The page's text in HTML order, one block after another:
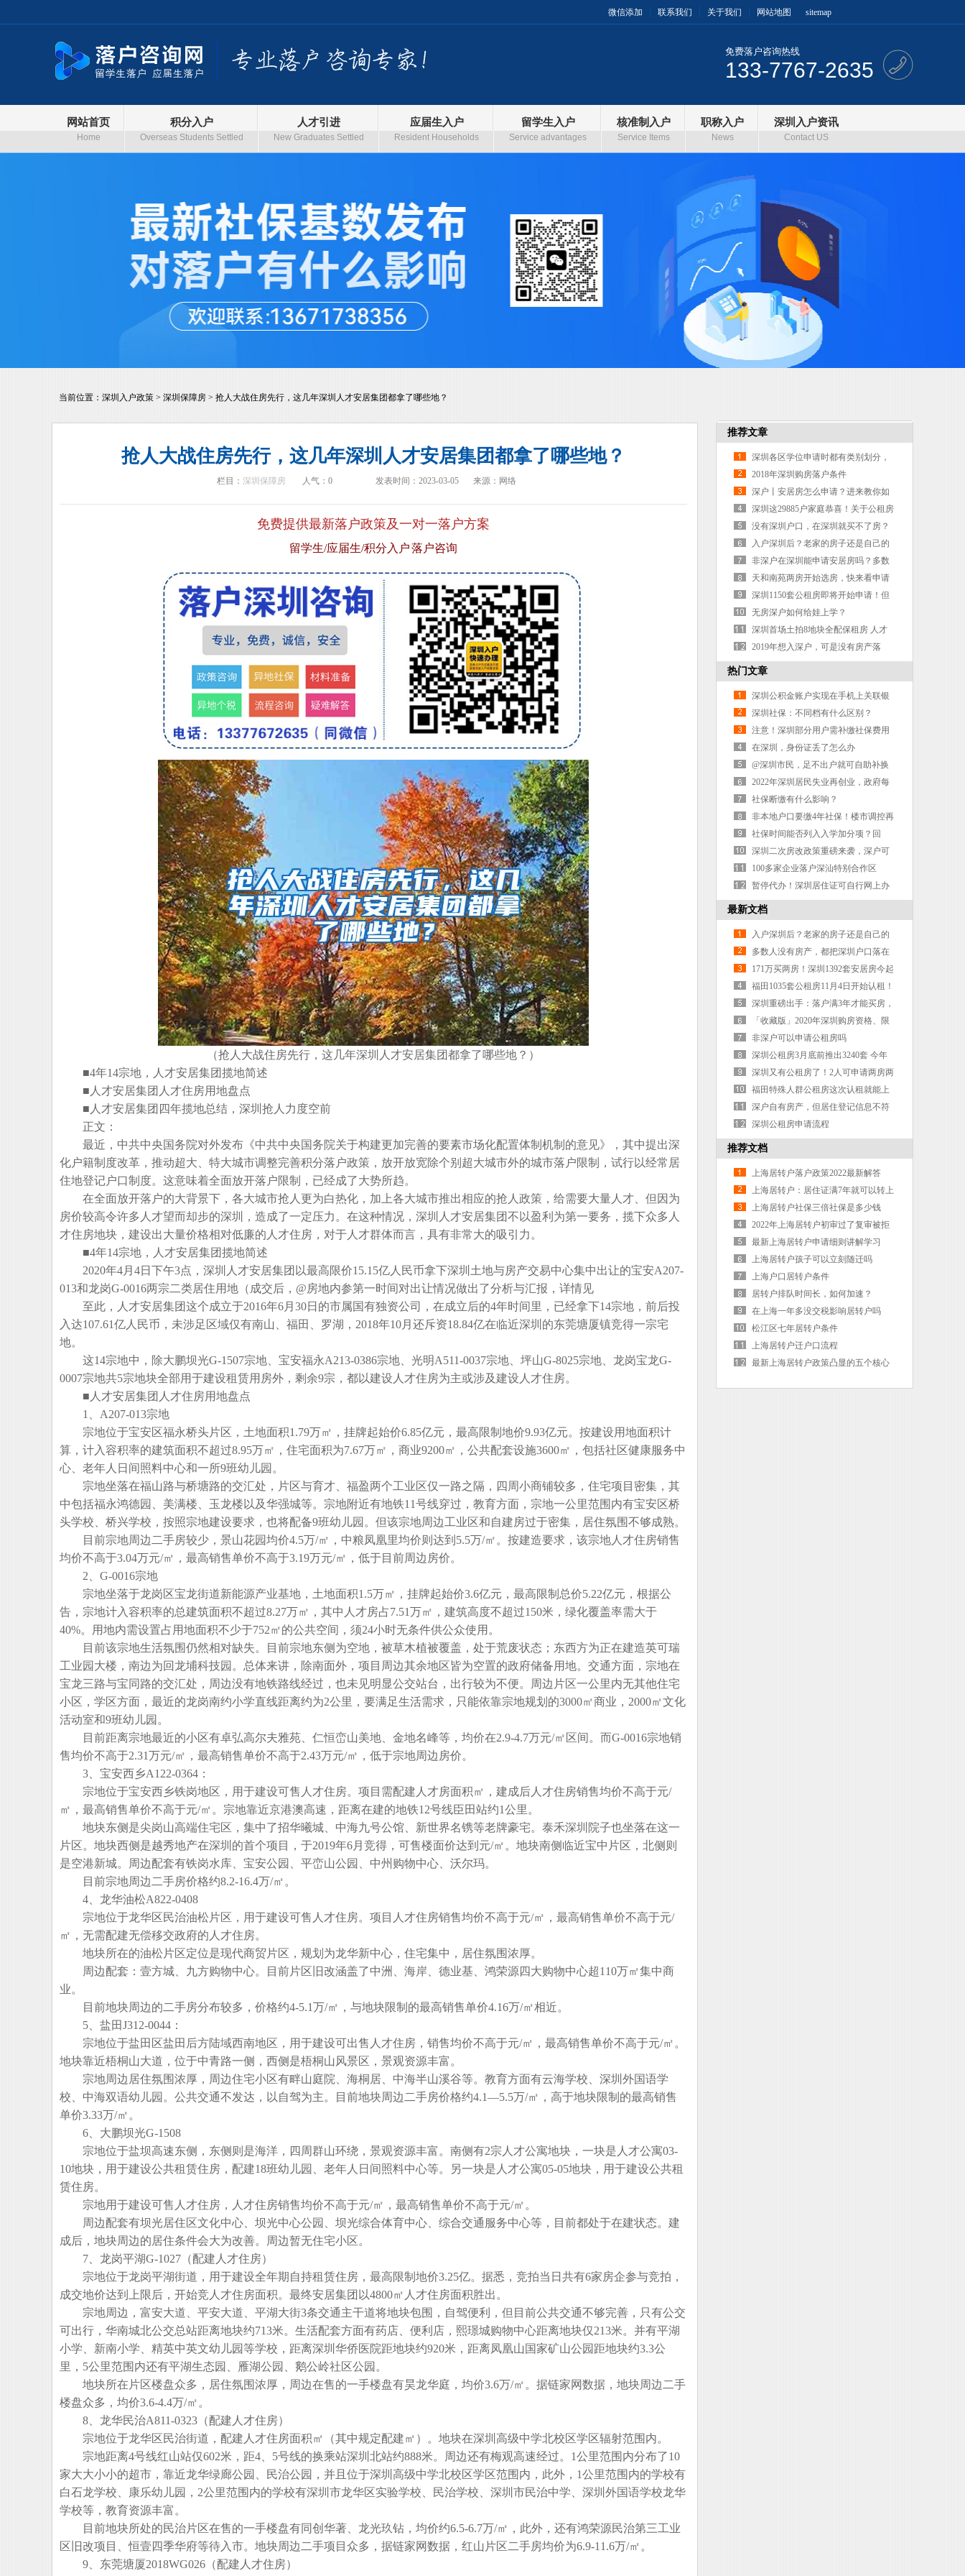
微信添加 联系我们 关于我们 网站地图 sitemap
免费落户咨询热线
133-7767-2635
网站首页
Home
积分入户
Overseas Students Settled
人才引进
New Graduates Settled
应届生入户
Resident Households
留学生入户
Service advantages
核准制入户
Service Items
职称入户
News
深圳入户资讯
Contact US
当前位置： 深圳入户政策 > 深圳保障房 > 抢人大战住房先行，这几年深圳人才安居集团都拿了哪些地？
抢人大战住房先行，这几年深圳人才安居集团都拿了哪些地？
栏目： 深圳保障房 人气： 0 发表时间：2023-03-05 来源：网络
免费提供最新落户政策及一对一落户方案
留学生/应届生/积分入户 落户咨询
（抢人大战住房先行，这几年深圳人才安居集团都拿了哪些地？）
■4年14宗地，人才安居集团揽地简述
■人才安居集团人才住房用地盘点
■人才安居集团四年揽地总结，深圳抢人力度空前
正文：
最近，中共中央国务院对外发布《中共中央国务院关于构建更加完善的要素市场化配置体制机制的意见》，其中提出深
化户籍制度改革，推动超大、特大城市调整完善积分落户政策，放开放宽除个别超大城市外的城市落户限制，试行以经常居
住地登记户口制度。这意味着全面放开落户限制，已经成了大势所趋。
在全面放开落户的大背景下，各大城市抢人更为白热化，加上各大城市推出相应的抢人政策，给需要大量人才、但因为
房价较高令许多人才望而却步的深圳，造成了一定压力。在这种情况，深圳人才安居集团不以盈利为第一要务，揽下众多人
才住房地块，建设出大量价格相对低廉的人才住房，对于人才群体而言，具有非常大的吸引力。
■4年14宗地，人才安居集团揽地简述
2020年4月4日下午3点，深圳人才安居集团以最高限价15.15亿人民币拿下深圳土地与房产交易中心集中出让的宝安A207-
013和龙岗G-0016两宗二类居住用地（成交后，@房地内参第一时间对出让情况做出了分析与汇报，详情见
至此，人才安居集团这个成立于2016年6月30日的市属国有独资公司，在成立后的4年时间里，已经拿下14宗地，前后投
入达107.61亿人民币，未涉足区域仅有南山、福田、罗湖，2018年10月还斥资18.84亿在临近深圳的东莞塘厦镇竞得一宗宅
地。
这14宗地中，除大鹏坝光G-1507宗地、宝安福永A213-0386宗地、光明A511-0037宗地、坪山G-8025宗地、龙岗宝龙G-
0007宗地共5宗地块全部用于建设租赁用房外，剩余9宗，都以建设人才住房为主或涉及建设人才住房。
■人才安居集团人才住房用地盘点
1、A207-013宗地
宗地位于宝安区福永桥头片区，土地面积1.79万㎡，挂牌起始价6.85亿元，最高限制地价9.93亿元。按建设用地面积计
算，计入容积率的建筑面积不超过8.95万㎡，住宅面积为7.67万㎡，商业9200㎡，公共配套设施3600㎡，包括社区健康服务中
心、老年人日间照料中心和一所9班幼儿园。
宗地坐落在福山路与桥塘路的交汇处，片区与育才、福盈两个工业区仅一路之隔，四周小商铺较多，住宅项目密集，其
中包括福永鸿德园、美满楼、玉龙楼以及华强城等。宗地附近有地铁11号线穿过，教育方面，宗地一公里范围内有宝安区桥
头学校、桥兴学校，按照宗地建设要求，也将配备9班幼儿园。但该宗地周边工业区和自建房过于密集，居住氛围不够成熟。
目前宗地周边二手房较少，景山花园均价4.5万/㎡，中粮凤凰里均价则达到5.5万/㎡。按建造要求，该宗地人才住房销售
均价不高于3.04万元/㎡，最高销售单价不高于3.19万元/㎡，低于目前周边房价。
2、G-0016宗地
宗地坐落于龙岗区宝龙街道新能源产业基地，土地面积1.5万㎡，挂牌起始价3.6亿元，最高限制总价5.22亿元，根据公
告，宗地计入容积率的总建筑面积不超过8.27万㎡，其中人才房占7.51万㎡，建筑高度不超过150米，绿化覆盖率需大于
40%。用地内需设置占用地面积不少于752㎡的公共空间，须24小时无条件供公众使用。
目前该宗地生活氛围仍然相对缺失。目前宗地东侧为空地，被草木植被覆盖，处于荒废状态；东西方为正在建造英可瑞
工业园大楼，南边为回龙埔科技园。总体来讲，除南面外，项目周边其余地区皆为空置的政府储备用地。交通方面，宗地在
宝龙三路与宝同路的交汇处，周边没有地铁路线经过，也未见明显公交站台，出行较为不便。周边片区一公里内无其他住宅
小区，学区方面，最近的龙岗南约小学直线距离约为2公里，要满足生活需求，只能依靠宗地规划的3000㎡商业，2000㎡文化
活动室和9班幼儿园。
目前距离宗地最近的小区有卓弘高尔夫雅苑、仁恒峦山美地、金地名峰等，均价在2.9-4.7万元/㎡区间。而G-0016宗地销
售均价不高于2.31万元/㎡，最高销售单价不高于2.43万元/㎡，低于宗地周边房价。
3、宝安西乡A122-0364：
宗地位于宝安西乡铁岗地区，用于建设可售人才住房。项目需配建人才房面积㎡，建成后人才住房销售均价不高于元/
㎡，最高销售单价不高于元/㎡。宗地靠近京港澳高速，距离在建的地铁12号线臣田站约1公里。
地块东侧是尖岗山高端住宅区，集中了招华曦城、中海九号公馆、新世界名镌等老牌豪宅。泰禾深圳院子也坐落在这一
片区。地块西侧是越秀地产在深圳的首个项目，于2019年6月竞得，可售楼面价达到元/㎡。地块南侧临近宝中片区，北侧则
是空港新城。周边配套有铁岗水库、宝安公园、平峦山公园、中州购物中心、沃尔玛。
目前宗地周边二手房价格约8.2-16.4万/㎡。
4、龙华油松A822-0408
宗地位于龙华区民治油松片区，用于建设可售人才住房。项目人才住房销售均价不高于元/㎡，最高销售单价不高于元/
㎡，无需配建无偿移交政府的人才住房。
地块所在的油松片区定位是现代商贸片区，规划为龙华新中心，住宅集中，居住氛围浓厚。
周边配套：壹方城、九方购物中心。目前片区旧改涵盖了中洲、海岸、德业基、鸿荣源四大购物中心超110万㎡集中商
业。
目前地块周边的二手房分布较多，价格约4-5.1万/㎡，与地块限制的最高销售单价4.16万/㎡相近。
5、盐田J312-0044：
宗地位于盐田区盐田后方陆域西南地区，用于建设可出售人才住房，销售均价不高于元/㎡，最高销售单价不高于元/㎡。
地块靠近梧桐山大道，位于中青路一侧，西侧是梧桐山风景区，景观资源丰富。
宗地周边居住氛围浓厚，周边住宅小区有畔山庭院、海桐居、中海半山溪谷等。教育方面有云海学校、深圳外国语学
校、中海双语幼儿园。公共交通不发达，以自驾为主。目前地块周边二手房价格约4.1—5.5万/㎡，高于地块限制的最高销售
单价3.33万/㎡。
6、大鹏坝光G-1508
宗地位于盐坝高速东侧，东侧则是海洋，四周群山环绕，景观资源丰富。南侧有2宗人才公寓地块，一块是人才公寓03-
10地块，用于建设公共租赁住房，配建18班幼儿园、老年人日间照料中心等。另一块是人才公寓05-05地块，用于建设公共租
赁住房。
宗地用于建设可售人才住房，人才住房销售均价不高于元/㎡，最高销售单价不高于元/㎡。
周边配套有坝光居住区文化中心、坝光中心公园、坝光综合体育中心、综合交通服务中心等，目前都处于在建状态。建
成后，地块周边的居住条件会大为改善。周边暂无住宅小区。
7、龙岗平湖G-1027（配建人才住房）
宗地位于龙岗平湖街道，用于建设全年期自持租赁住房，最高限制地价3.25亿。据悉，竞拍当日共有6家房企参与竞拍，
成交地价达到上限后，开始竞人才住房面积。最终安居集团以4800㎡人才住房面积胜出。
宗地周边，富安大道、平安大道、平湖大街3条交通主干道将地块包围，自驾便利，但目前公共交通不够完善，只有公交
可出行，华南城北公交总站距离地块约713米。生活配套方面有药店、便利店，熙璟城购物中心距离地块仅213米。并有平湖
小学、新南小学、精英中英文幼儿园等学校，距离深圳华侨医院距地块约920米，距离凤凰山国家矿山公园距地块约3.3公
里，5公里范围内还有平湖生态园、雁湖公园、鹅公岭社区公园。
地块所在片区楼盘众多，居住氛围浓厚，周边在售的一手楼盘有昊龙华庭，均价3.6万/㎡。据链家网数据，地块周边二手
楼盘众多，均价3.6-4.4万/㎡。
8、龙华民治A811-0323（配建人才住房）
宗地位于龙华区民治街道，配建人才住房面积㎡（其中规定配建㎡）。地块在深圳高级中学北校区学区辐射范围内。
宗地距离4号线红山站仅602米，距4、5号线的换乘站深圳北站约888米。周边还有梅观高速经过。1公里范围内分布了10
家大大小小的超市，靠近龙华绿廊公园、民治公园，并且位于深圳高级中学北校区学区范围内，此外，1公里范围内的学校有
白石龙学校、康乐幼儿园，2公里范围内的学校有深圳市龙华区实验学校、民治学校、深圳市民治中学、深圳外国语学校龙华
学校等，教育资源丰富。
目前地块所处的民治片区在售的一手楼盘有同创华著、龙光玖钻，均价约6.5-6.7万/㎡，此外，还有鸿荣源民治第三工业
区旧改项目、恒壹四季华府等待入市。地块周边二手项目众多，据链家网数据，红山片区二手房均价为6.9-11.6万/㎡。
9、东莞塘厦2018WG026（配建人才住房）
推荐文章
深圳各区学位申请时都有类别划分，
那么非深户学区内有房属几类？
2018年深圳购房落户条件
深户丨安居房怎么申请？进来教你如
何申请
深圳这29885户家庭恭喜！关于公租房
的好消息来啦！
没有深圳户口，在深圳就买不了房？
别信，教你一招解决！
入户深圳后？老家的房子还是自己的
吗？
非深户在深圳能申请安居房吗？多数
人都被骗了，看看需要哪些条件
天和南苑两房开始选房，快来看申请
深圳人才安居房三房啥条件
深圳1150套公租房即将开始申请！但
只有这个区的人可以认租
无房深户如何给娃上学？
深圳首场土拍8地块全配保租房 人才
安居集团成大赢家
2019年想入深户，可是没有房产落
户，会对孩子上学有影响吗
热门文章
深圳公积金账户实现在手机上关联银
行卡
深圳社保：不同档有什么区别？
注意！深圳部分用户需补缴社保费用
23.60元
在深圳，身份证丢了怎么办
@深圳市民，足不出户就可自助补换
领身份证啦
2022年深圳居民失业再创业，政府每
月给一万补贴，连给3年
社保断缴有什么影响？
非本地户口要缴4年社保！楼市调控再
加码，炒房客傻眼了
社保时间能否列入入学加分项？回
应：看孩子户籍
深圳二次房改政策重磅来袭，深户可
以6折买房
100多家企业落户深汕特别合作区
暂停代办！深圳居住证可自行网上办
理！还没申请的赶紧！
最新文档
入户深圳后？老家的房子还是自己的
吗？
多数人没有房产，都把深圳户口落在
哪里了？不知道的教你一招解决
171万买两房！深圳1392套安居房今起
认购
福田1035套公租房11月4日开始认租！
超详细版申请攻略来啦
深圳重磅出手：落户满3年才能买房，
离婚也不好使！750万以上缴豪宅税，
这9大变化必须看……
「收藏版」2020年深圳购房资格、限
购限贷、15种落户方式最全汇总
非深户可以申请公租房吗
深圳公租房3月底前推出3240套 今年
供应4万套保障房
深圳又有公租房了！2人可申请两房两
厅！最低15.26元／月·平方米
福田特殊人群公租房这次认租就能上
车，需要哪些条件？
深户自有房产，但居住登记信息不符
合要求，怎样保证上家门口公立
深圳公租房申请流程
推荐文档
上海居转户落户政策2022最新解答
上海居转户：居住证满7年就可以转上
海户口吗？
上海居转户社保三倍社保是多少钱
2022年上海居转户初审过了复审被拒
概率0
最新上海居转户申请细则讲解学习
上海居转户孩子可以立刻随迁吗
上海户口居转户条件
居转户排队时间长，如何加速？
在上海一年多没交税影响居转户吗
松江区七年居转户条件
上海居转户迁户口流程
最新上海居转户政策凸显的五个核心